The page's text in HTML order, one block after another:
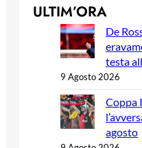
ULTIM’ORA
De
testa
9 Agosto 2026
Coppa
agosto